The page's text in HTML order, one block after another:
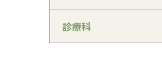
診療科